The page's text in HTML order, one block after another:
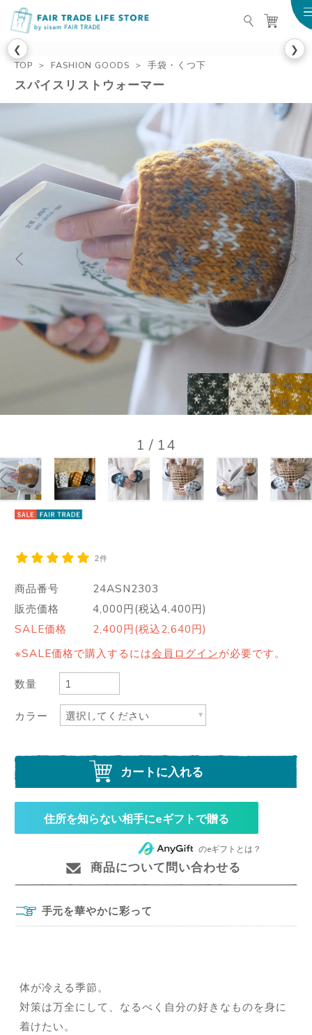
FAIR TRADE LIFE
❮ ❯
TOP FASHION GOODS 手袋・くつ下
スパイスリストウォーマー
1 / 14
2件
商品番号
24ASN2303
販売価格
4,000円(税込4,400円)
SALE価格
2,400円(税込2,640円)
※SALE価格で購入するには会員ログインが必要です。
数量
カラー
カートに入れる
住所を知らない相手にeギフトで贈る
のeギフトとは？
商品について問い合わせる
手元を華やかに彩って
体が冷える季節。
対策は万全にして、なるべく自分の好きなものを身に
着けたい。